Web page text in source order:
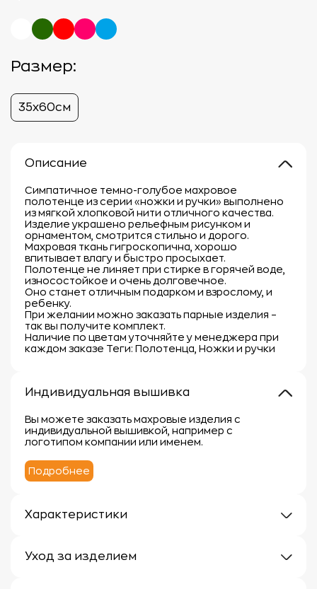
Размер:
35х60см
Описание
Симпатичное темно-голубое махровое
полотенце из серии «ножки и ручки» выполнено
из мягкой хлопковой нити отличного качества.
Изделие украшено рельефным рисунком и
орнаментом, смотрится стильно и дорого.
Махровая ткань гигроскопична, хорошо
впитывает влагу и быстро просыхает.
Полотенце не линяет при стирке в горячей воде,
износостойкое и очень долговечное.
Оно станет отличным подарком и взрослому, и
ребенку.
При желании можно заказать парные изделия –
так вы получите комплект.
Наличие по цветам уточняйте у менеджера при
каждом заказе Теги: Полотенца, Ножки и ручки
Индивидуальная вышивка
Вы можете заказать махровые изделия с
индивидуальной вышивкой, например с
логотипом компании или именем.
Подробнее
Характеристики
Материал: 100% хлопок
Уход за изделием